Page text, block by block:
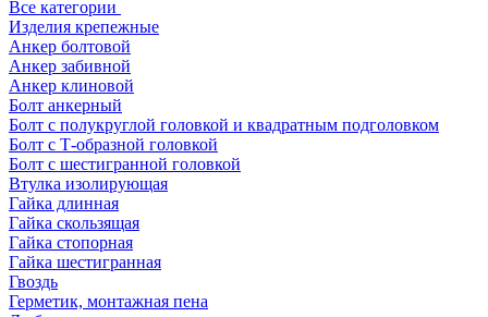
Все категории
Изделия крепежные
Анкер болтовой
Анкер забивной
Анкер клиновой
Болт анкерный
Болт с полукруглой головкой и квадратным подголовком
Болт с Т-образной головкой
Болт с шестигранной головкой
Втулка изолирующая
Гайка длинная
Гайка скользящая
Гайка стопорная
Гайка шестигранная
Гвоздь
Герметик, монтажная пена